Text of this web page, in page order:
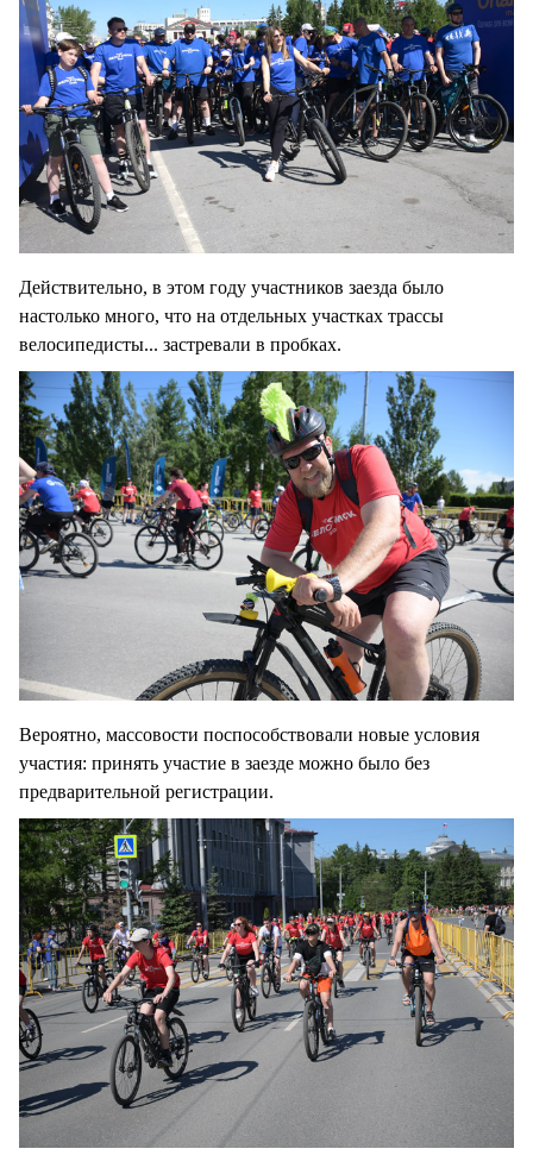
Действительно, в этом году участников заезда было
настолько много, что на отдельных участках трассы
велосипедисты... застревали в пробках.
Вероятно, массовости поспособствовали новые условия
участия: принять участие в заезде можно было без
предварительной регистрации.